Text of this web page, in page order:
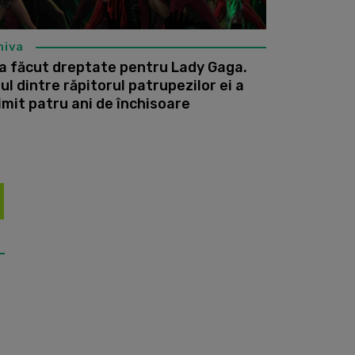
făcut dreptate pentru Lady Gaga.
dintre răpitorul patrupezilor ei a
patru ani de închisoare